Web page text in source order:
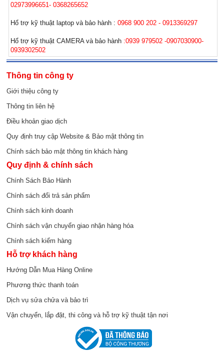
02973996651- 0368265652
Hổ trợ kỹ thuật laptop và bảo hành :0968 900 202 - 0913369297
Hổ trợ kỹ thuật CAMERA và bảo hành :0939 979502 -0907030900-
0939302502
Thông tin công ty
Giới thiệu công ty
Thông tin liên hệ
Điều khoản giao dịch
Quy định truy cập Website & Bảo mật thông tin
Chính sách bảo mật thông tin khách hàng
Quy định & chính sách
Chính Sách Bảo Hành
Chính sách đổi trả sản phẩm
Chính sách kinh doanh
Chính sách vận chuyển giao nhận hàng hóa
Chính sách kiểm hàng
Hỗ trợ khách hàng
Hướng Dẫn Mua Hàng Online
Phương thức thanh toán
Dịch vụ sửa chửa và bảo trì
Vận chuyển, lắp đặt, thi công và hỗ trợ kỹ thuật tận nơi